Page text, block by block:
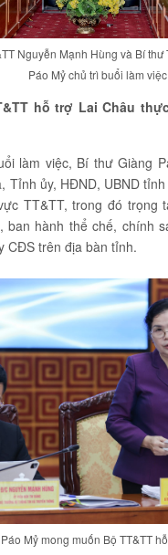
Nguyễn Mạnh Hùng và Bí thư
Páo Mỷ chủ trì buổi làm việc.
hỗ trợ Lai Châu
làm việc, Bí thư Giàng
Tỉnh ủy, HĐND, UBND
TT&TT, trong đó trọng
ban hành thể chế, chính
CĐS trên địa bàn tỉnh.
Mỷ mong muốn Bộ TT&TT